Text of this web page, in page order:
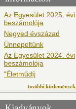
Az Egyesület 2025. évi
beszámolója
Negyed évszázad
Ünnepeltünk
Az Egyesület 2024. évi
beszámolója
"Életműdíj
további közlemények